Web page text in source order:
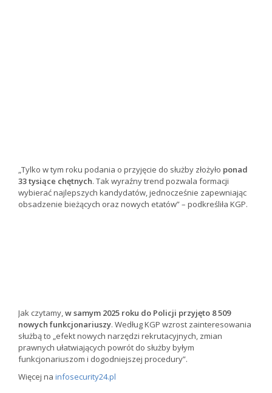
„Tylko w tym roku podania o przyjęcie do służby złożyło ponad
33 tysiące chętnych. Tak wyraźny trend pozwala formacji
wybierać najlepszych kandydatów, jednocześnie zapewniając
obsadzenie bieżących oraz nowych etatów” – podkreśliła KGP.
Jak czytamy,w samym 2025 roku do Policji przyjęto 8 509
nowych funkcjonariuszy. Według KGP wzrost zainteresowania
służbą to „efekt nowych narzędzi rekrutacyjnych, zmian
prawnych ułatwiających powrót do służby byłym
funkcjonariuszom i dogodniejszej procedury”.
Więcej na infosecurity24.pl